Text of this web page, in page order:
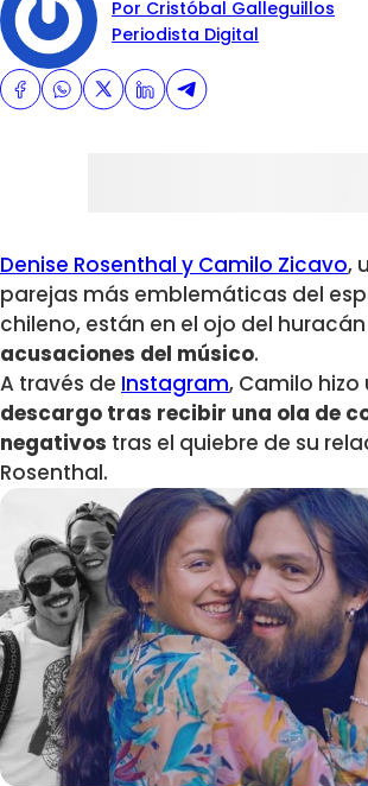
Por Cristóbal Galleguillos
Periodista Digital
Denise Rosenthal y Camilo Zicavo,
parejas más emblemáticas del
chileno, están en el ojo del
acusaciones del músico.
A través de Instagram, Camilo hizo
descargo tras recibir una ola de
negativos tras el quiebre de su
Rosenthal.